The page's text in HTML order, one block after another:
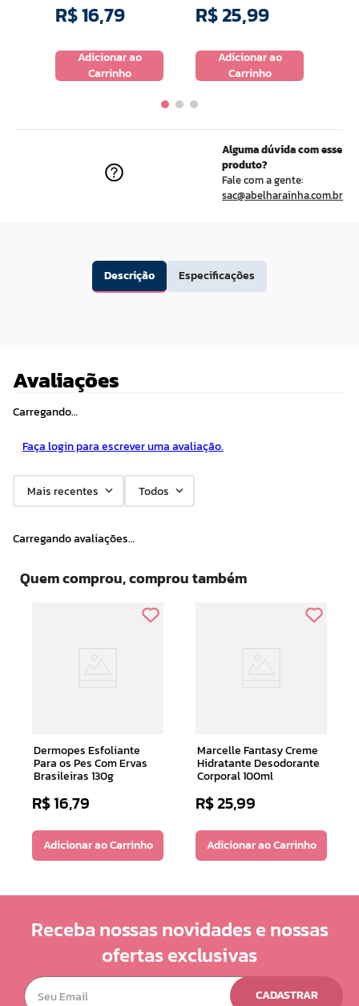
R$16,79
Adicionar ao
Carrinho
R$25,99
Adicionar ao
Carrinho
Alguma dúvida com esse
produto?
Fale com a gente:
sac@abelharainha.com.br
Descrição Especificações
Avaliações
Carregando…
Faça login para escrever uma avaliação.
Mais recentes Todos
Carregando avaliações…
Quem comprou, comprou também
Dermopes Esfoliante
Para os Pes Com Ervas
Brasileiras 130g
R$16,79
Adicionar ao Carrinho
Marcelle Fantasy Creme
Hidratante Desodorante
Corporal 100ml
R$25,99
Adicionar ao Carrinho
Receba nossas novidades e nossas
ofertas exclusivas
CADASTRAR